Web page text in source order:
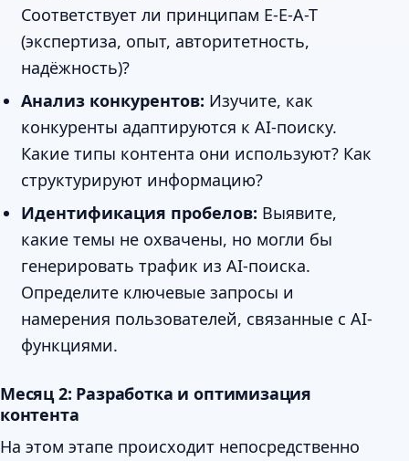
Соответствует ли принципам E-E-A-T
(экспертиза, опыт, авторитетность,
надёжность)?
Анализ конкурентов: Изучите, как
конкуренты адаптируются к AI-поиску.
Какие типы контента они используют? Как
структурируют информацию?
Идентификация пробелов: Выявите,
какие темы не охвачены, но могли бы
генерировать трафик из AI-поиска.
Определите ключевые запросы и
намерения пользователей, связанные с AI-
функциями.
Месяц 2: Разработка и оптимизация
контента
На этом этапе происходит непосредственно